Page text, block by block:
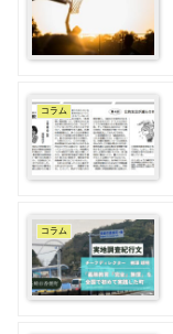
コラム
コラム